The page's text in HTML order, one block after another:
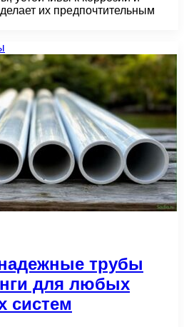
их предпочтительным
трубы
для любых
систем